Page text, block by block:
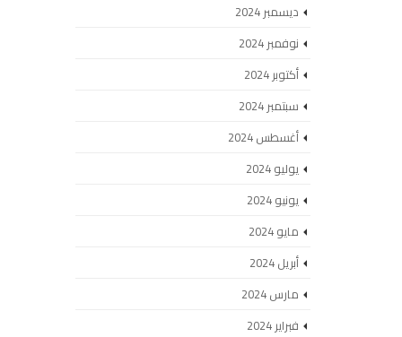
ديسمبر 2024
نوفمبر 2024
أكتوبر 2024
سبتمبر 2024
أغسطس 2024
يوليو 2024
يونيو 2024
مايو 2024
أبريل 2024
مارس 2024
فبراير 2024